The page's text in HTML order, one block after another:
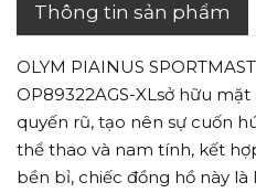
Thông tin sản phẩm
OLYM PIAINUS
OP89322AGS-XLsở hữu
quyến rũ, tạo nên sự cuốn
thể thao và nam tính, kết
bền bỉ, chiếc đồng hồ này